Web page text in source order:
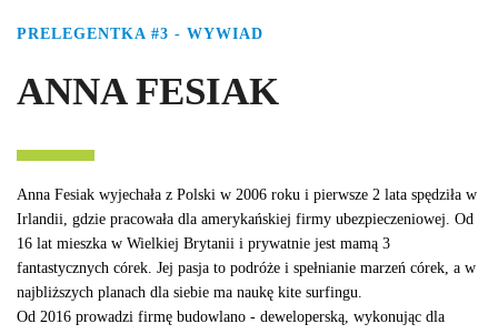
PRELEGENTKA #3 - WYWIAD
ANNA FESIAK
Anna Fesiak wyjechała z Polski w 2006 roku i pierwsze 2 lata spędziła w
Irlandii, gdzie pracowała dla amerykańskiej firmy ubezpieczeniowej. Od
16 lat mieszka w Wielkiej Brytanii i prywatnie jest mamą 3
fantastycznych córek. Jej pasja to podróże i spełnianie marzeń córek, a w
najbliższych planach dla siebie ma naukę kite surfingu.
Od 2016 prowadzi firmę budowlano - deweloperską, wykonując dla